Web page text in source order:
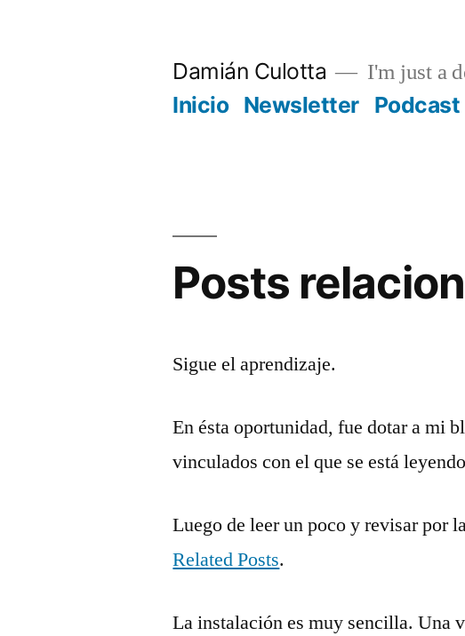
Damián Culotta I'm just a
Inicio Newsletter Podcast
Posts
Sigue el aprendizaje.
En ésta oportunidad, fue dotar a mi
vinculados con el que se está
Luego de leer un poco y revisar por
Related Posts.
La instalación es muy sencilla. Una